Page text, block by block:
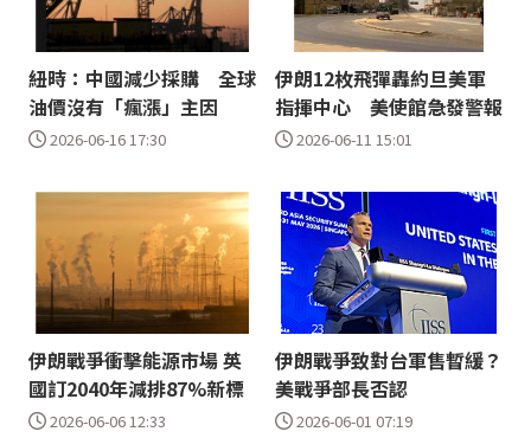
紐時：中國減少採購 全球
油價沒有「瘋漲」主因
2026-06-16 17:30
伊朗12枚飛彈轟約旦美軍
指揮中心 美使館急發警報
2026-06-11 15:01
伊朗戰爭衝擊能源市場 英
國訂2040年減排87%新標
2026-06-06 12:33
伊朗戰爭致對台軍售暫緩？
美戰爭部長否認
2026-06-01 07:19